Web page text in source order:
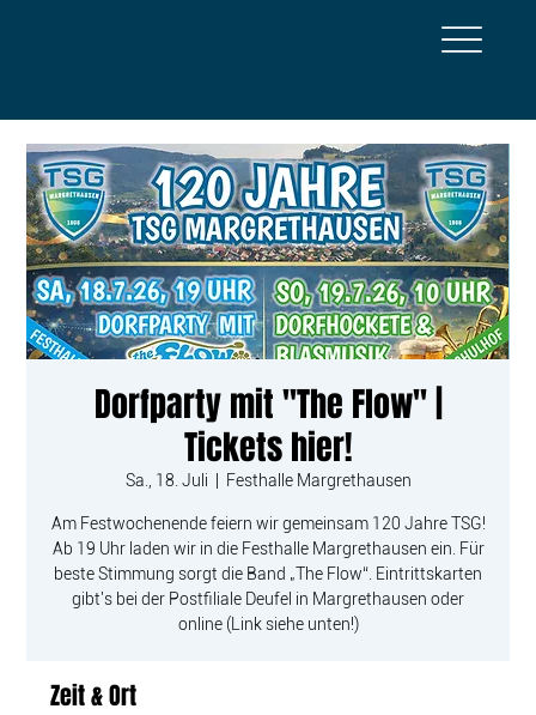
Dorfparty mit "The Flow" |
Tickets hier!
Sa., 18. Juli Festhalle Margrethausen
Am Festwochenende feiern wir gemeinsam 120 Jahre TSG!
Ab 19 Uhr laden wir in die Festhalle Margrethausen ein. Für
beste Stimmung sorgt die Band „The Flow“. Eintrittskarten
gibt's bei der Postfiliale Deufel in Margrethausen oder
online (Link siehe unten!)
Zeit & Ort